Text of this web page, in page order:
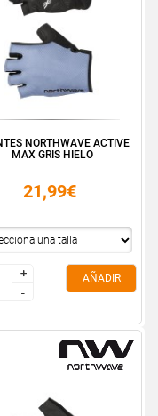
NORTHWAVE ACTIVE
MAX GRIS HIELO
21,99€
+
-
+
-
AÑADIR